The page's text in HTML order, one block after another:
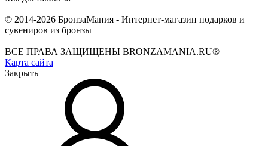
© 2014-2026 БронзаМания - Интернет-магазин подарков и
сувениров из бронзы
ВСЕ ПРАВА ЗАЩИЩЕНЫ BRONZAMANIA.RU®
Карта сайта
Закрыть